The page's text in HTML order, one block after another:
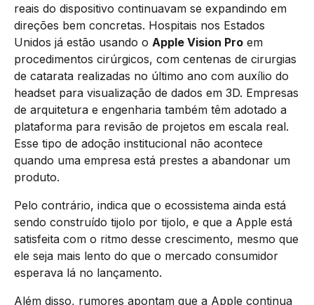
reais do dispositivo continuavam se expandindo em
direções bem concretas. Hospitais nos Estados
Unidos já estão usando o Apple Vision Pro em
procedimentos cirúrgicos, com centenas de cirurgias
de catarata realizadas no último ano com auxílio do
headset para visualização de dados em 3D. Empresas
de arquitetura e engenharia também têm adotado a
plataforma para revisão de projetos em escala real.
Esse tipo de adoção institucional não acontece
quando uma empresa está prestes a abandonar um
produto.
Pelo contrário, indica que o ecossistema ainda está
sendo construído tijolo por tijolo, e que a Apple está
satisfeita com o ritmo desse crescimento, mesmo que
ele seja mais lento do que o mercado consumidor
esperava lá no lançamento.
Além disso, rumores apontam que a Apple continua